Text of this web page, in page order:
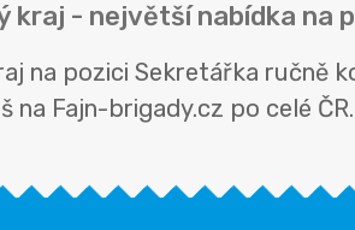
kraj - největší nabídka na
na pozici Sekretářka ručně
na Fajn-brigady.cz po celé